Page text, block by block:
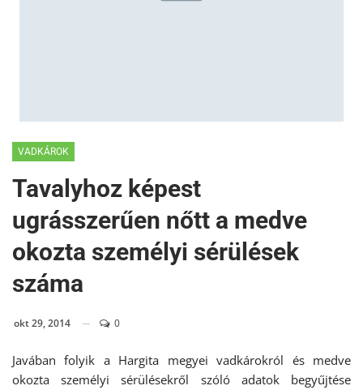
VADKÁROK
Tavalyhoz képest
ugrásszerűen nőtt a medve
okozta személyi sérülések
száma
okt 29, 2014 0
Javában folyik a Hargita megyei vadkárokról és medve
okozta személyi sérülésekről szóló adatok begyűjtése